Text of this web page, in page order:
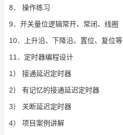
8． 操作练习
9．开关量位逻辑常开、常闭、线圈
10．上升沿、下降沿、置位、复位
11．定时器编程设计
1） 接通延迟定时器
2） 有记忆的接通延迟定时器
3） 关断延迟定时器
4） 项目案例讲解